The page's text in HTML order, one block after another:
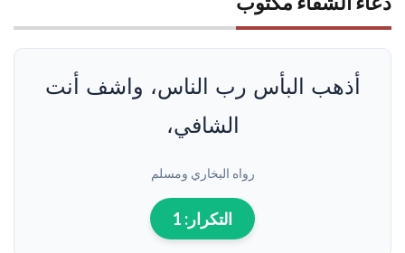
مكتوب
دعاء
أذهب البأس رب الناس، واشف أنت
الشافي،
رواه البخاري ومسلم
التكرار: 1